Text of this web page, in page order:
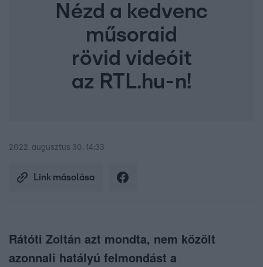
Nézd a kedvenc
műsoraid
rövid videóit
az RTL.hu-n!
2022. augusztus 30. 14:33
Link másolása
Rátóti Zoltán azt mondta, nem közölt
azonnali hatályú felmondást a